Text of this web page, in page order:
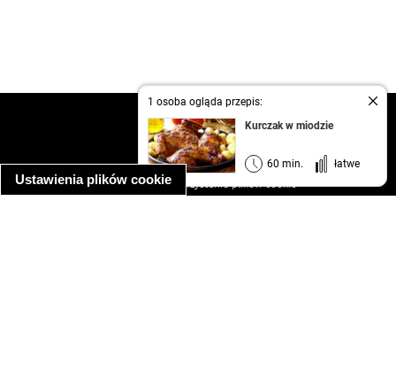
Ustawienia plików cookie
1 osoba ogląda przepis:
Kurczak w miodzie
60 min. łatwe
kontakt
regulamin
informacja o prywatności
informacja o wykorzystaniu plików cookie